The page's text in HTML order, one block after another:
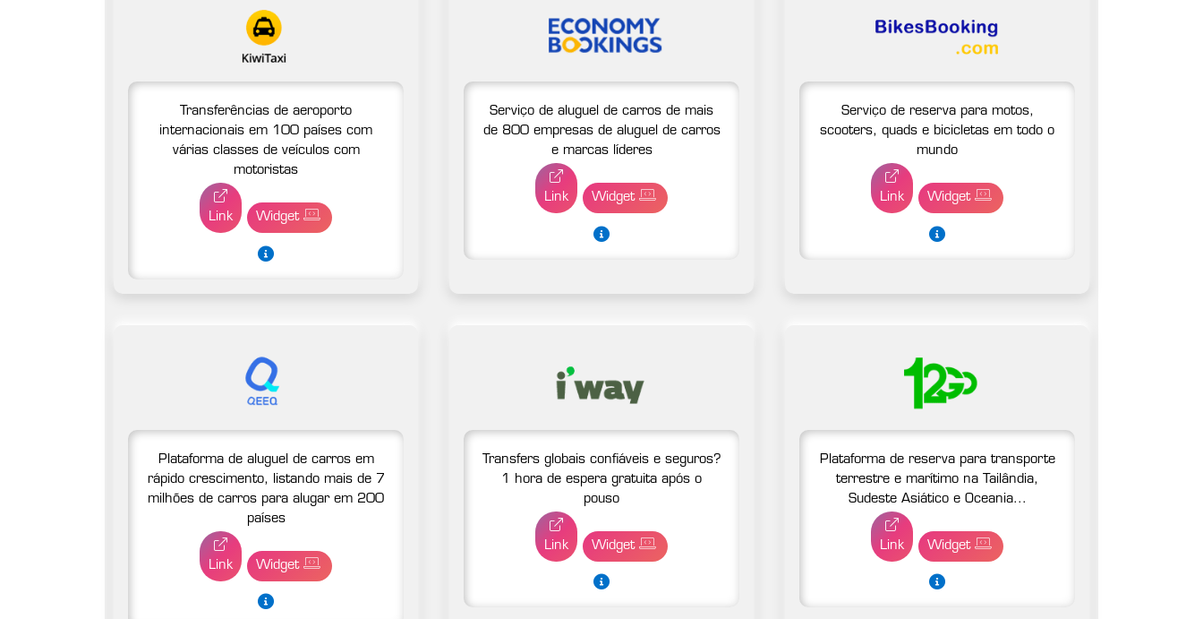
Transferências de aeroporto
internacionais em 100 países com
várias classes de veículos com
motoristas
Link Widget
Serviço de aluguel de carros de mais
de 800 empresas de aluguel de carros
e marcas líderes
Link Widget
Serviço de reserva para motos,
scooters, quads e bicicletas em todo o
mundo
Link Widget
Plataforma de aluguel de carros em
rápido crescimento, listando mais de 7
milhões de carros para alugar em 200
países
Link Widget
Transfers globais confiáveis e seguros?
1 hora de espera gratuita após o
pouso
Link Widget
Plataforma de reserva para transporte
terrestre e marítimo na Tailândia,
Sudeste Asiático e Oceania...
Link Widget